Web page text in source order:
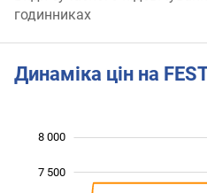
годинниках
Динаміка цін на
7 500
8 000